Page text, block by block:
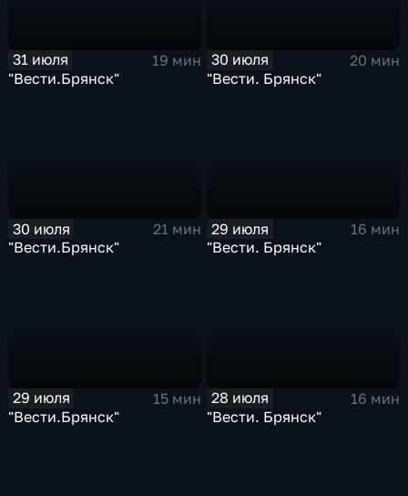
31 июля
19 мин
"Вести.Брянск"
30 июля
20 мин
"Вести. Брянск"
30 июля
21 мин
"Вести.Брянск"
29 июля
16 мин
"Вести. Брянск"
29 июля
15 мин
"Вести.Брянск"
28 июля
16 мин
"Вести. Брянск"